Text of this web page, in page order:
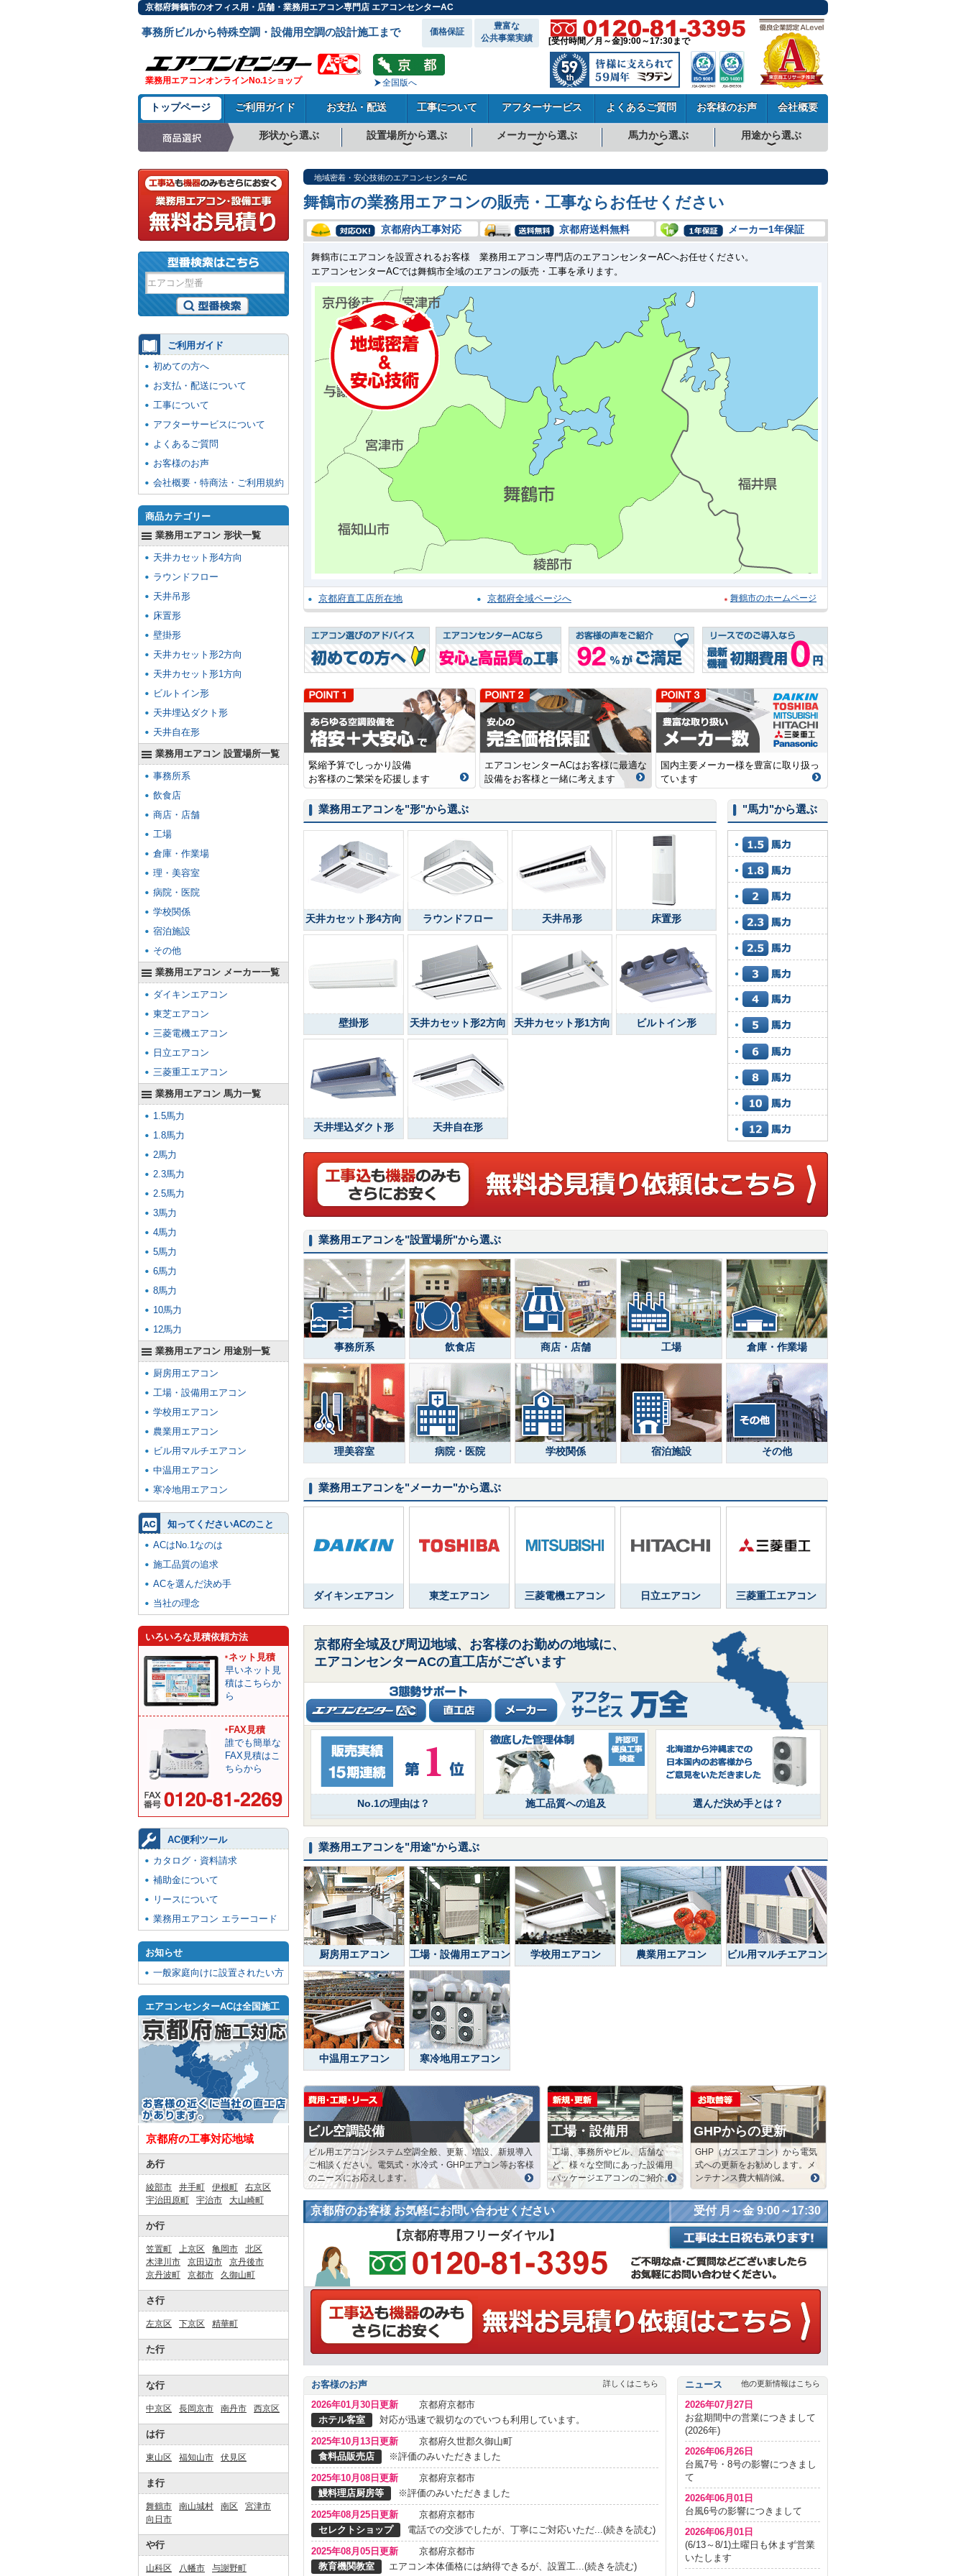
京都府舞鶴市のオフィス用・店舗・業務用エアコン専門店 エアコンセンターAC
事務所ビルから特殊空調・設備用空調の設計施工まで 価格保証
豊富な
公共事業実績
業務用エアコンオンラインNo.1ショップ 全国版へ
[受付時間／月～金]9:00～17:30まで
トップページ ご利用ガイド お支払・配送 工事について アフターサービス よくあるご質問 お客様のお声 会社概要
形状から選ぶ 設置場所から選ぶ メーカーから選ぶ 馬力から選ぶ 用途から選ぶ
地域密着・安心技術のエアコンセンターAC
舞鶴市の業務用エアコンの販売・工事ならお任せください
京都府内工事対応 京都府送料無料 メーカー1年保証
舞鶴市にエアコンを設置されるお客様 業務用エアコン専門店のエアコンセンターACへお任せください。
エアコンセンターACでは舞鶴市全域のエアコンの販売・工事を承ります。
京都府直工店所在地 京都府全域ページへ 舞鶴市のホームページ
緊縮予算でしっかり設備
お客様のご繁栄を応援します
エアコンセンターACはお客様に最適な
設備をお客様と一緒に考えます
国内主要メーカー様を豊富に取り扱っ
ています
業務用エアコンを"形"から選ぶ
天井カセット形4方向 ラウンドフロー 天井吊形 床置形
壁掛形 天井カセット形2方向 天井カセット形1方向 ビルトイン形
天井埋込ダクト形 天井自在形
"馬力"から選ぶ
業務用エアコンを"設置場所"から選ぶ
事務所系 飲食店 商店・店舗 工場 倉庫・作業場
理美容室 病院・医院 学校関係 宿泊施設 その他
業務用エアコンを"メーカー"から選ぶ
ダイキンエアコン 東芝エアコン 三菱電機エアコン 日立エアコン 三菱重工エアコン
京都府全域及び周辺地域、お客様のお勤めの地域に、
エアコンセンターACの直工店がございます
No.1の理由は？ 施工品質への追及 選んだ決め手とは？
業務用エアコンを"用途"から選ぶ
厨房用エアコン 工場・設備用エアコン 学校用エアコン 農業用エアコン ビル用マルチエアコン
中温用エアコン 寒冷地用エアコン
ビル空調設備
ビル用エアコンシステム空調全般、更新、増設、新規導入
ご相談ください。電気式・水冷式・GHPエアコン等お客様
のニーズにお応えします。
工場・設備用
工場、事務所やビル、店舗な
ど、様々な空間にあった設備用
パッケージエアコンのご紹介。
GHPからの更新
GHP（ガスエアコン）から電気
式への更新をお勧めします。メ
ンテナンス費大幅削減。
京都府のお客様 お気軽にお問い合わせください 受付 月～金 9:00～17:30
【京都府専用フリーダイヤル】
お客様のお声 詳しくはこちら
2026年01月30日更新
京都府京都市
ホテル客室
対応が迅速で親切なのでいつも利用しています。
2025年10月13日更新
京都府久世郡久御山町
食料品販売店
※評価のみいただきました
2025年10月08日更新
京都府京都市
鰻料理店厨房等
※評価のみいただきました
2025年08月25日更新
京都府京都市
セレクトショップ
電話での交渉でしたが、丁寧にご対応いただ...(続きを読む)
2025年08月05日更新
京都府京都市
教育機関教室
エアコン本体価格には納得できるが、設置工...(続きを読む)
ニュース 他の更新情報はこちら
2026年07月27日
お盆期間中の営業につきまして
(2026年)
2026年06月26日
台風7号・8号の影響につきまし
て
2026年06月01日
台風6号の影響につきまして
2026年06月01日
(6/13～8/1)土曜日も休まず営業
いたします
ご利用ガイド
初めての方へ
お支払・配送について
工事について
アフターサービスについて
よくあるご質問
お客様のお声
会社概要・特商法・ご利用規約
商品カテゴリー
業務用エアコン 形状一覧
天井カセット形4方向
ラウンドフロー
天井吊形
床置形
壁掛形
天井カセット形2方向
天井カセット形1方向
ビルトイン形
天井埋込ダクト形
天井自在形
業務用エアコン 設置場所一覧
事務所系
飲食店
商店・店舗
工場
倉庫・作業場
理・美容室
病院・医院
学校関係
宿泊施設
その他
業務用エアコン メーカー一覧
ダイキンエアコン
東芝エアコン
三菱電機エアコン
日立エアコン
三菱重工エアコン
業務用エアコン 馬力一覧
1.5馬力
1.8馬力
2馬力
2.3馬力
2.5馬力
3馬力
4馬力
5馬力
6馬力
8馬力
10馬力
12馬力
業務用エアコン 用途別一覧
厨房用エアコン
工場・設備用エアコン
学校用エアコン
農業用エアコン
ビル用マルチエアコン
中温用エアコン
寒冷地用エアコン
知ってくださいACのこと
ACはNo.1なのは
施工品質の追求
ACを選んだ決め手
当社の理念
いろいろな見積依頼方法
ネット見積
早いネット見
積はこちらか
ら
FAX見積
誰でも簡単な
FAX見積はこ
ちらから
AC便利ツール
カタログ・資料請求
補助金について
リースについて
業務用エアコン エラーコード
お知らせ
一般家庭向けに設置されたい方
エアコンセンターACは全国施工
京都府の工事対応地域
あ行
綾部市 井手町 伊根町
右京区
宇治田原町
宇治市 大山崎町
か行
笠置町 上京区 亀岡市
北区
木津川市
京田辺市
京丹後市
京丹波町
京都市 久御山町
さ行
左京区 下京区 精華町
た行
な行
中京区 長岡京市 南丹市 西京区
は行
東山区 福知山市 伏見区
ま行
舞鶴市 南山城村 南区
宮津市
向日市
や行
山科区 八幡市 与謝野町